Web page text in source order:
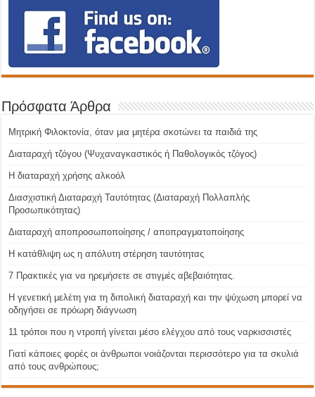
Πρόσφατα Άρθρα
Μητρική Φιλοκτονία, όταν μια μητέρα σκοτώνει τα παιδιά της
Διαταραχή τζόγου (Ψυχαναγκαστικός ή Παθολογικός τζόγος)
H διαταραχή χρήσης αλκοόλ
Διασχιστική Διαταραχή Ταυτότητας (Διαταραχή Πολλαπλής
Προσωπικότητας)
Διαταραχή αποπροσωποποίησης / αποπραγματοποίησης
Η κατάθλιψη ως η απόλυτη στέρηση ταυτότητας
7 Πρακτικές για να ηρεμήσετε σε στιγμές αβεβαιότητας.
Η γενετική μελέτη για τη διπολική διαταραχή και την ψύχωση μπορεί να
οδηγήσει σε πρόωρη διάγνωση
11 τρόποι που η ντροπή γίνεται μέσο ελέγχου από τους ναρκισσιστές
Γιατί κάποιες φορές οι άνθρωποι νοιάζονται περισσότερο για τα σκυλιά
από τους ανθρώπους;